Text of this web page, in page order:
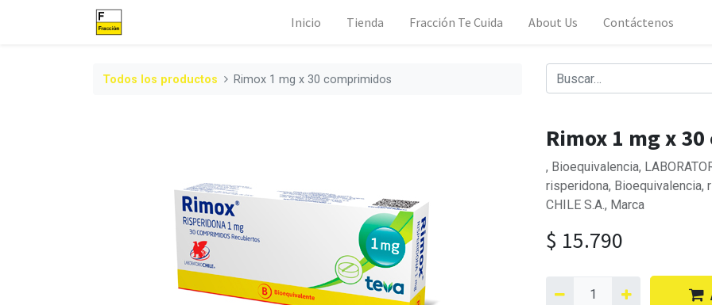
Inicio Tienda Fracción Te Cuida About Us Contáctenos
Todos los productos Rimox 1 mg x 30 comprimidos
Rimox 1 mg x
, Bioequivalencia,
risperidona, Bioequivalencia,
CHILE S.A., Marca
$ 15.790